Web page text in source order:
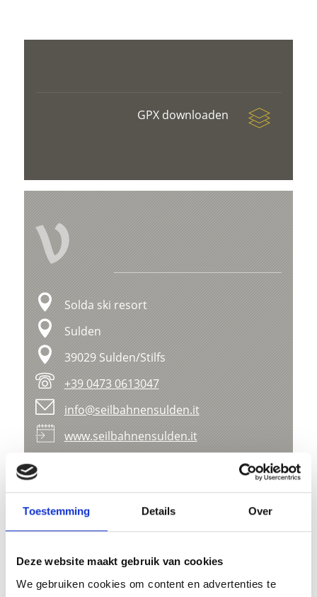
Toestemming Details Over
Deze website maakt gebruik van cookies
We gebruiken cookies om content en advertenties te
GPX downloaden
V
Solda ski resort
Sulden
39029 Sulden/Stilfs
+39 0473 0613047
info@seilbahnensulden.it
www.seilbahnensulden.it
Kaart- en hoogteprofiel
Impressies